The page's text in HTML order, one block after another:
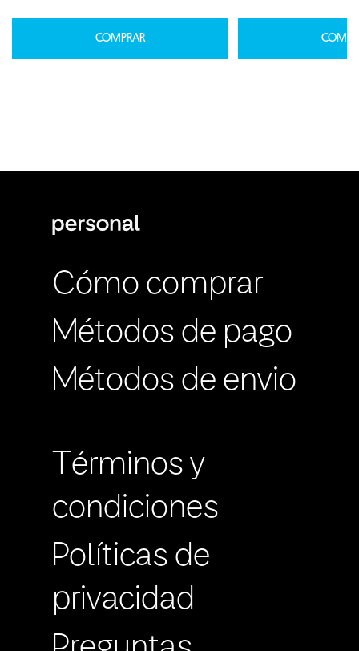
COMPRAR
Cómo comprar
Métodos de pago
Métodos de envio
Términos y
condiciones
Políticas de
privacidad